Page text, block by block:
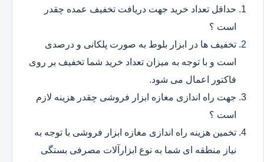
حداقل تعداد خرید جهت دریافت تخفیف عمده چقدر
است ؟
تخفیف ها در ابزار بلوط به صورت پلکانی و درصدی
است و با توجه به میزان تعداد خرید شما تخفیف بر روی
فاکتور اعمال می شود.
جهت راه اندازی مغازه ابزار فروشی چقدر هزینه لازم
است ؟
تخمین هزینه راه اندازی مغازه ابزار فروشی با توجه به
نیاز منطقه ای شما به نوع ابزارآلات مصرفی بستگی